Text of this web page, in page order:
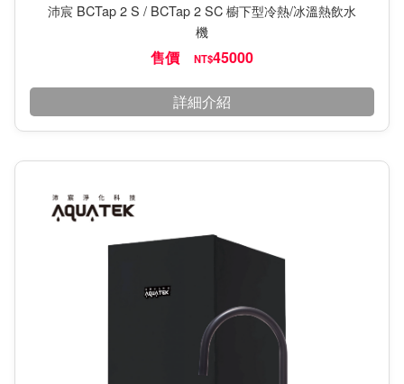
沛宸 BCTap 2 S / BCTap 2 SC 櫥下型冷熱/冰溫熱飲水
機
售價 NT$45000
詳細介紹